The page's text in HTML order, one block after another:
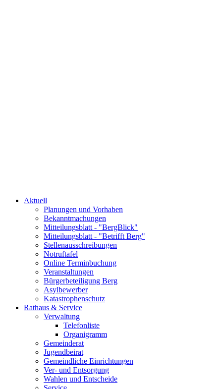
Aktuell
Planungen und Vorhaben
Bekanntmachungen
Mitteilungsblatt - "BergBlick"
Mitteilungsblatt - "Betrifft Berg"
Stellenausschreibungen
Notruftafel
Online Terminbuchung
Veranstaltungen
Bürgerbeteiligung Berg
Asylbewerber
Katastrophenschutz
Rathaus & Service
Verwaltung
Telefonliste
Organigramm
Gemeinderat
Jugendbeirat
Gemeindliche Einrichtungen
Ver- und Entsorgung
Wahlen und Entscheide